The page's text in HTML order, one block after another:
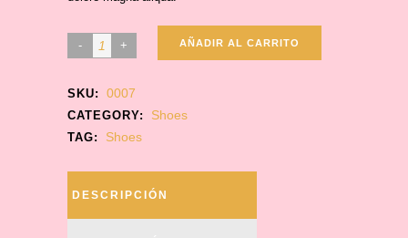
AÑADIR AL CARRITO
SKU: 0007
CATEGORY: Shoes
TAG: Shoes
DESCRIPCIÓN